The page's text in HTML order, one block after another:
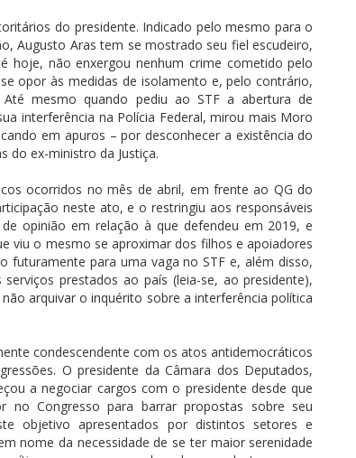
do presidente. Indicado pelo mesmo para o
Augusto Aras tem se mostrado seu fiel escudeiro,
hoje, não enxergou nenhum crime cometido pelo
opor às medidas de isolamento e, pelo contrário,
mesmo quando pediu ao STF a abertura de
interferência na Polícia Federal, mirou mais Moro
em apuros – por desconhecer a existência do
do ex-ministro da Justiça.
ocorridos no mês de abril, em frente ao QG do
neste ato, e o restringiu aos responsáveis
opinião em relação à que defendeu em 2019, e
viu o mesmo se aproximar dos filhos e apoiadores
futuramente para uma vaga no STF e, além disso,
prestados ao país (leia-se, ao presidente),
arquivar o inquérito sobre a interferência política
condescendente com os atos antidemocráticos
O presidente da Câmara dos Deputados,
a negociar cargos com o presidente desde que
Congresso para barrar propostas sobre seu
objetivo apresentados por distintos setores e
nome da necessidade de se ter maior serenidade